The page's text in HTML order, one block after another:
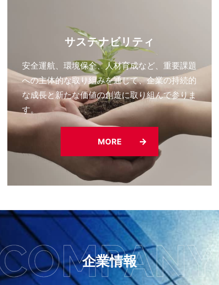
サステナビリティ
安全運航、環境保全、人材育成など、重要課題
への主体的な取り組みを通じて、企業の持続的
な成長と新たな価値の創造に取り組んで参りま
す。
MORE
企業情報